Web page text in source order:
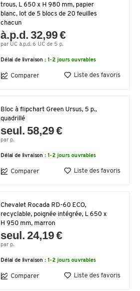
trous, L 650 x H 980 mm, papier
blanc, lot de 5 blocs de 20 feuilles
chacun
à.p.d. 32,99 €
par UC à.p.d. 6 UC de 5 p.
Délai de livraison : 1-2 jours ouvrables
Comparer Liste des favoris
Bloc à flipchart Green Ursus, 5 p.,
quadrillé
seul. 58,29 €
par p.
Délai de livraison : 1-2 jours ouvrables
Comparer Liste des favoris
Chevalet Rocada RD-60 ECO,
recyclable, poignée intégrée, L 650 x
H 950 mm, marron
seul. 24,19 €
par p.
Délai de livraison : 1-2 jours ouvrables
Comparer Liste des favoris